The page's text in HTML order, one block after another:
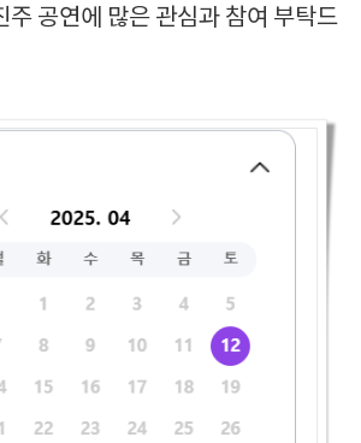
주 공연에 많은 관심과 참여 부탁드